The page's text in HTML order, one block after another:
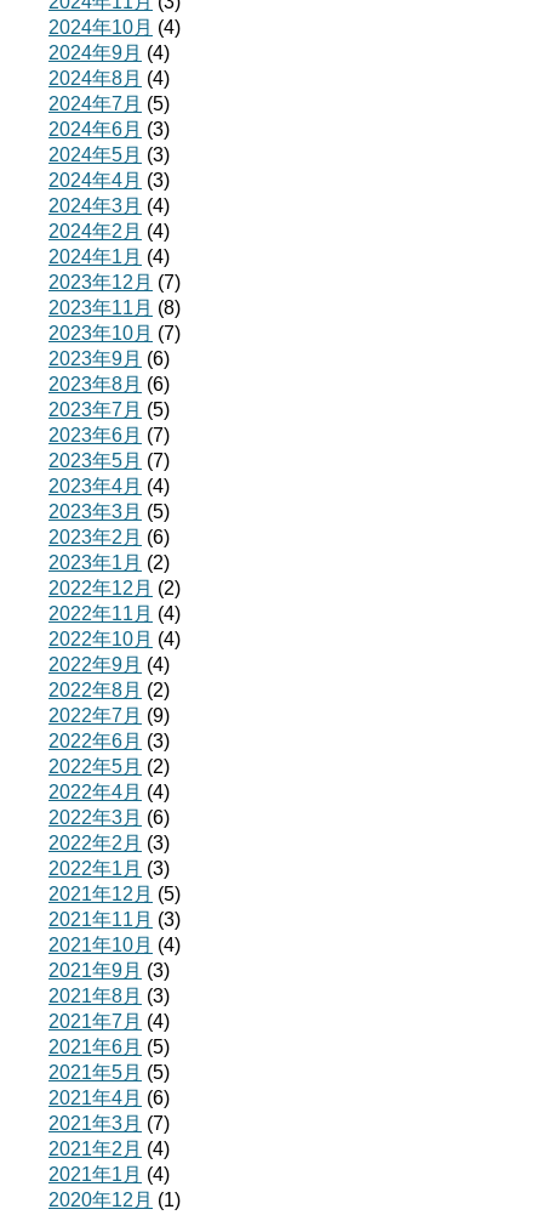
2024年10月 (4)
2024年9月 (4)
2024年8月 (4)
2024年7月 (5)
2024年6月 (3)
2024年5月 (3)
2024年4月 (3)
2024年3月 (4)
2024年2月 (4)
2024年1月 (4)
2023年12月 (7)
2023年11月 (8)
2023年10月 (7)
2023年9月 (6)
2023年8月 (6)
2023年7月 (5)
2023年6月 (7)
2023年5月 (7)
2023年4月 (4)
2023年3月 (5)
2023年2月 (6)
2023年1月 (2)
2022年12月 (2)
2022年11月 (4)
2022年10月 (4)
2022年9月 (4)
2022年8月 (2)
2022年7月 (9)
2022年6月 (3)
2022年5月 (2)
2022年4月 (4)
2022年3月 (6)
2022年2月 (3)
2022年1月 (3)
2021年12月 (5)
2021年11月 (3)
2021年10月 (4)
2021年9月 (3)
2021年8月 (3)
2021年7月 (4)
2021年6月 (5)
2021年5月 (5)
2021年4月 (6)
2021年3月 (7)
2021年2月 (4)
2021年1月 (4)
2020年12月 (1)